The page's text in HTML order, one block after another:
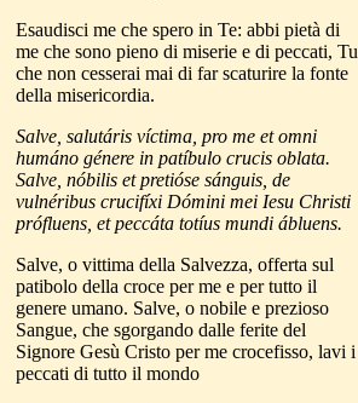
Esaudisci me che spero in Te: abbi pietà di
me che sono pieno di miserie e di peccati, Tu
che non cesserai mai di far scaturire la fonte
della misericordia.
Salve, salutáris víctima, pro me et omni
humáno génere in patíbulo crucis oblata.
Salve, nóbilis et pretióse sánguis, de
vulnéribus crucifíxi Dómini mei Iesu Christi
prófluens, et peccáta totíus mundi ábluens.
Salve, o vittima della Salvezza, offerta sul
patibolo della croce per me e per tutto il
genere umano. Salve, o nobile e prezioso
Sangue, che sgorgando dalle ferite del
Signore Gesù Cristo per me crocefisso, lavi i
peccati di tutto il mondo